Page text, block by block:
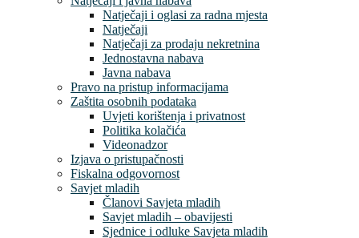
Natječaji i oglasi za radna mjesta
Natječaji
Natječaji za prodaju nekretnina
Jednostavna nabava
Javna nabava
Pravo na pristup informacijama
Zaštita osobnih podataka
Uvjeti korištenja i privatnost
Politika kolačića
Videonadzor
Izjava o pristupačnosti
Fiskalna odgovornost
Savjet mladih
Članovi Savjeta mladih
Savjet mladih – obavijesti
Sjednice i odluke Savjeta mladih